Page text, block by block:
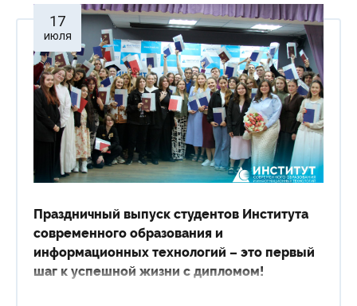
17
июля
Праздничный выпуск студентов Института
современного образования и
информационных технологий – это первый
шаг к успешной жизни с дипломом!